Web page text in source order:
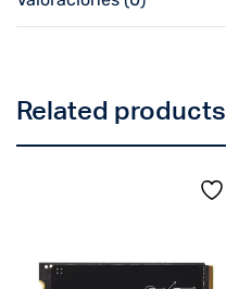
Related products